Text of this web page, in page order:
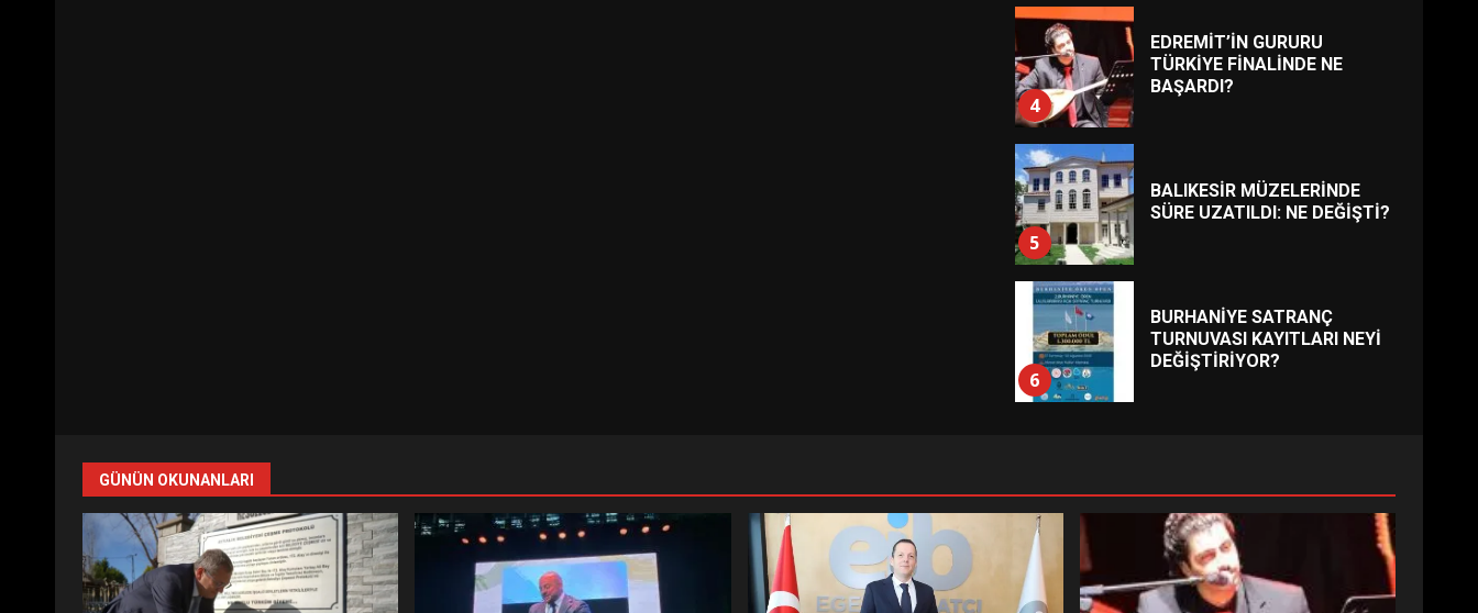
4
EDREMİT’İN GURURU
TÜRKİYE FİNALİNDE NE
BAŞARDI?
5
BALIKESİR MÜZELERİNDE
SÜRE UZATILDI: NE DEĞİŞTİ?
6
BURHANİYE SATRANÇ
TURNUVASI KAYITLARI NEYİ
DEĞİŞTİRİYOR?
7
YÖNETİM NASIL ŞEKİLLENDİ?
AYVALIK SU MİRASI İÇİN
GÜNÜN OKUNANLARI